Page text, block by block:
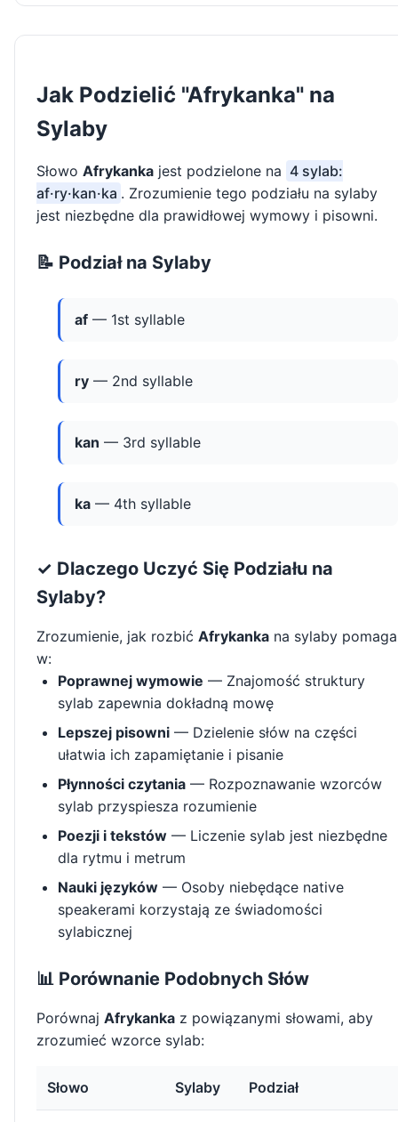
Jak Podzielić "Afrykanka" na
Sylaby
Słowo Afrykanka jest podzielone na 4 sylab:
af·ry·kan·ka . Zrozumienie tego podziału na sylaby
jest niezbędne dla prawidłowej wymowy i pisowni.
📝 Podział na Sylaby
af — 1st syllable
ry — 2nd syllable
kan — 3rd syllable
ka — 4th syllable
✓ Dlaczego Uczyć Się Podziału na
Sylaby?
Zrozumienie, jak rozbić Afrykanka na sylaby pomaga
w:
Poprawnej wymowie — Znajomość struktury
sylab zapewnia dokładną mowę
Lepszej pisowni — Dzielenie słów na części
ułatwia ich zapamiętanie i pisanie
Płynności czytania — Rozpoznawanie wzorców
sylab przyspiesza rozumienie
Poezji i tekstów — Liczenie sylab jest niezbędne
dla rytmu i metrum
Nauki języków — Osoby niebędące native
speakerami korzystają ze świadomości
sylabicznej
📊 Porównanie Podobnych Słów
Porównaj Afrykanka z powiązanymi słowami, aby
zrozumieć wzorce sylab:
Słowo Sylaby Podział